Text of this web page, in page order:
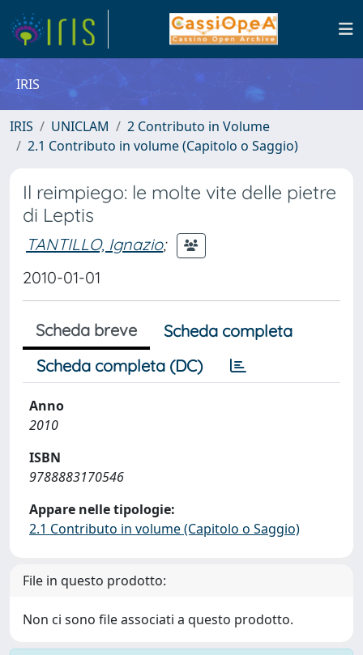
IRIS
IRIS UNICLAM
2 Contributo in Volume
2.1 Contributo in volume (Capitolo o Saggio)
Il reimpiego: le molte vite delle pietre
di Leptis
TANTILLO, Ignazio;
2010-01-01
Scheda breve
Scheda completa
Scheda completa (DC)
Anno
2010
ISBN
9788883170546
Appare nelle tipologie:
2.1 Contributo in volume (Capitolo o Saggio)
File in questo prodotto:
Non ci sono file associati a questo prodotto.